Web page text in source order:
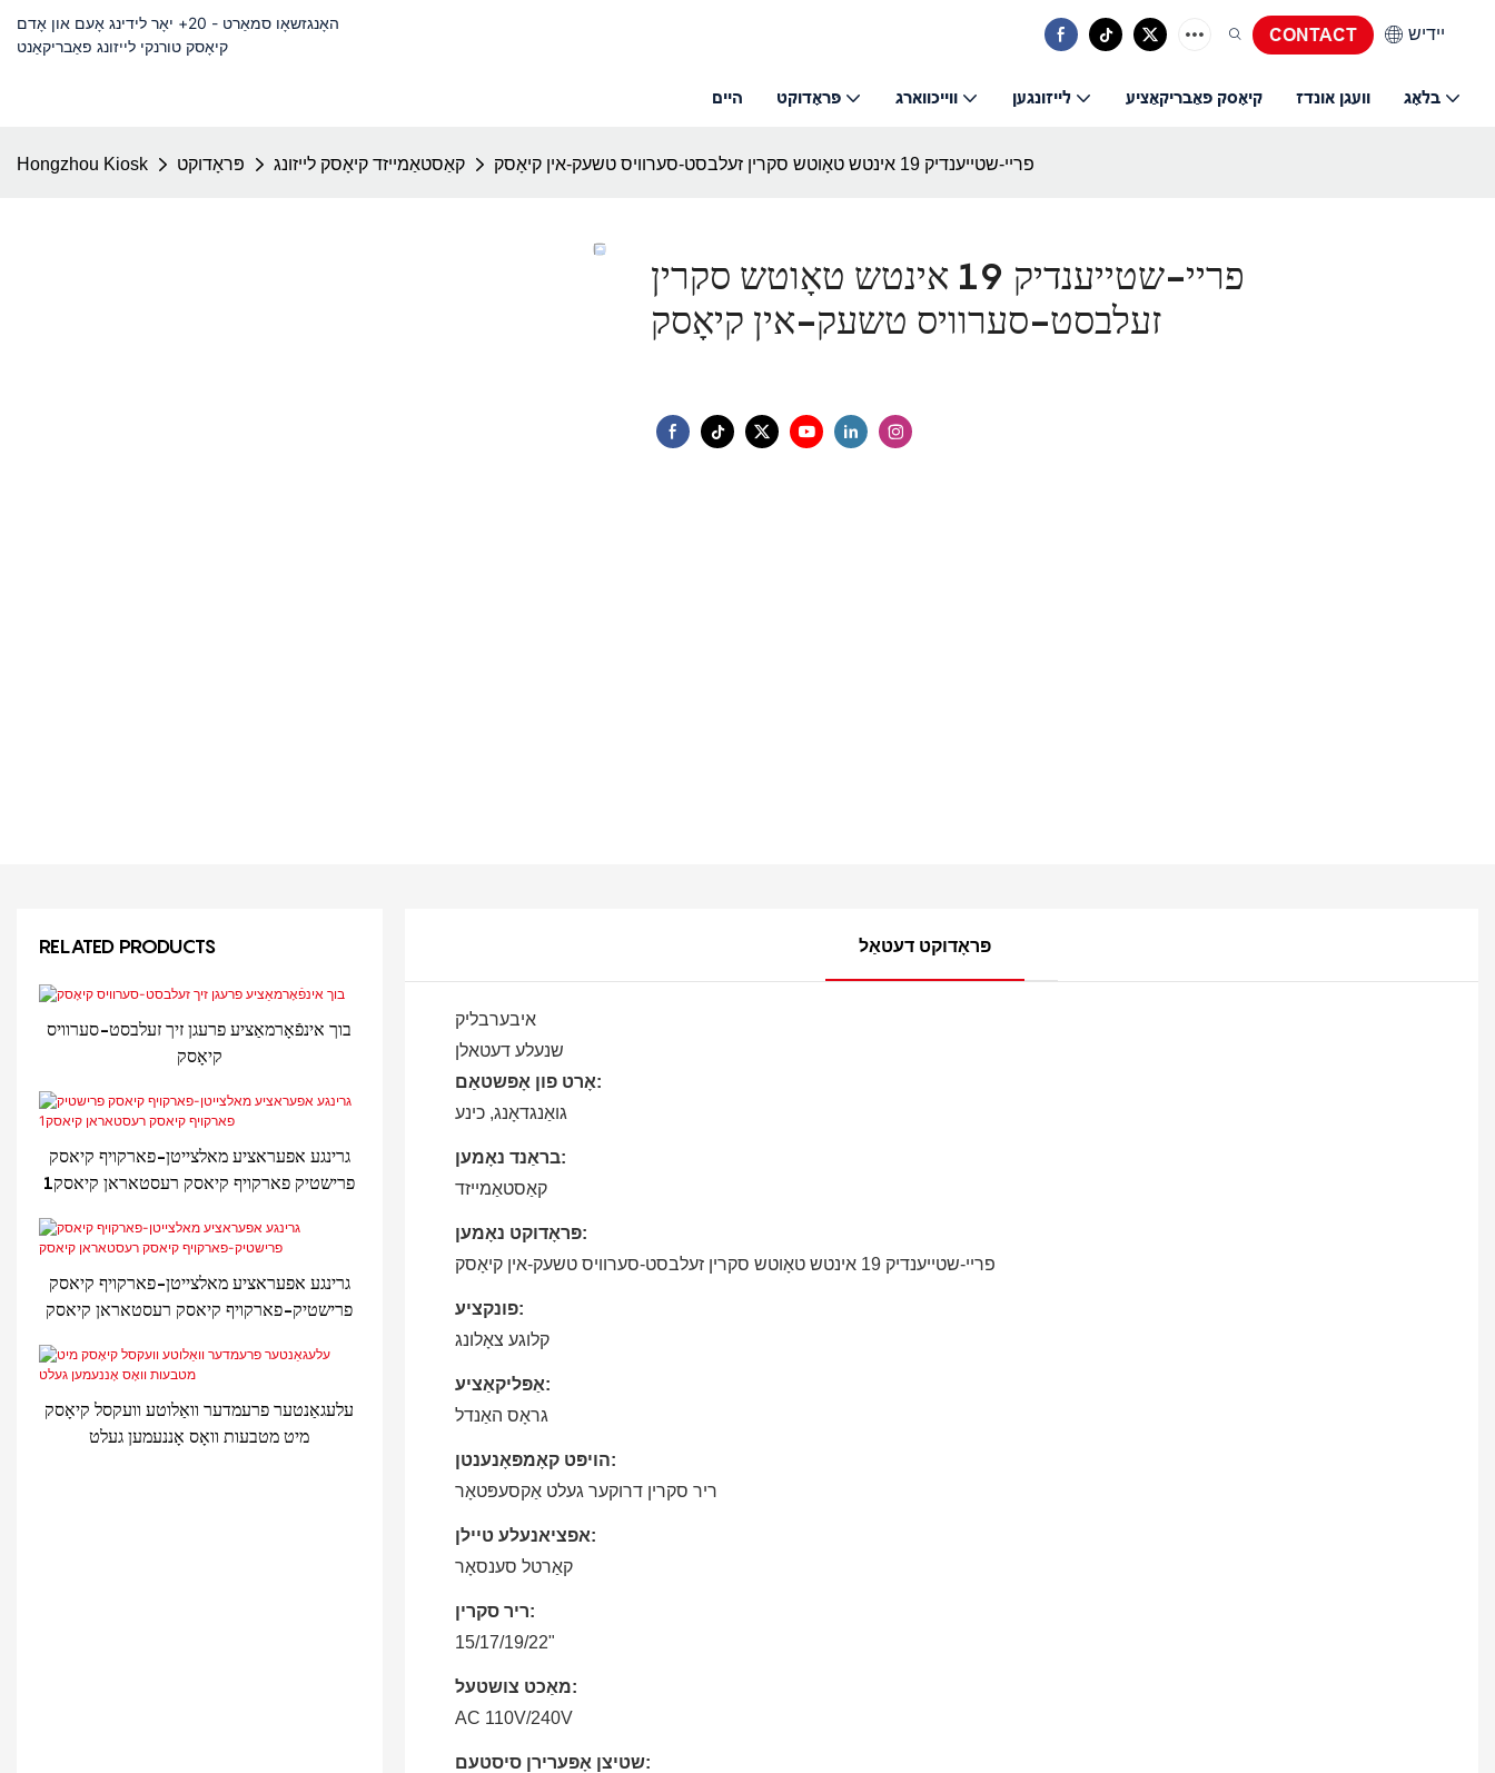
האָנגזשאָו סמאַרט - 20+ יאָר לידינג אָעם און אָדם
קיאָסק טורנקי לייזונג פאַבריקאַנט
CONTACT יידיש
היים פּראָדוקט ווייכווארג לייזונגען קיאָסק פאַבריקאַציע וועגן אונדז בלאָג
Hongzhou Kiosk פּראָדוקט קאַסטאַמייזד קיאָסק לייזונג פריי-שטייענדיק 19 אינטש טאָוטש סקרין זעלבסט-סערוויס טשעק-אין קיאָסק
פריי-שטייענדיק 19 אינטש טאָוטש סקרין
זעלבסט-סערוויס טשעק-אין קיאָסק
פּראָדוקט דעטאַל
איבערבליק
שנעלע דעטאלן
אָרט פון אָפּשטאַם:
גואַנגדאָנג, כינע
בראַנד נאָמען:
קאַסטאַמייזד
פּראָדוקט נאָמען:
פריי-שטייענדיק 19 אינטש טאָוטש סקרין זעלבסט-סערוויס טשעק-אין קיאָסק
פונקציע:
קלוגע צאָלונג
אַפּליקאַציע:
גראָס האַנדל
הויפּט קאָמפּאָנענטן:
ריר סקרין דרוקער געלט אַקסעפּטאָר
אפציאנעלע טיילן:
קאַרטל סענסאָר
ריר סקרין:
15/17/19/22"
מאַכט צושטעל:
AC 110V/240V
שטיצן אָפּערירן סיסטעם:
RELATED PRODUCTS
בוך אינפֿאָרמאַציע פרעגן זיך זעלבסט-סערוויס
קיאָסק
גרינגע אפעראציע מאלצייטן-פארקויף קיאסק
פרישטיק פארקויף קיאסק רעסטאראן קיאסק1
גרינגע אפעראציע מאלצייטן-פארקויף קיאסק
פרישטיק-פארקויף קיאסק רעסטאראן קיאסק
עלעגאַנטער פרעמדער וואַלוטע וועקסל קיאָסק
מיט מטבעות וואָס אָננעמען געלט